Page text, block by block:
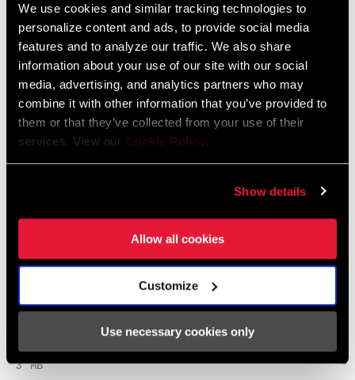
We use cookies and similar tracking technologies to
personalize content and ads, to provide social media
features and to analyze our traffic. We also share
information about your use of our site with our social
media, advertising, and analytics partners who may
combine it with other information that you’ve provided to
them or that they’ve collected from your use of their
services. View our Cookie Policy.
Show details
Allow all cookies
Customize
Use necessary cookies only
Spezifikationen für den Rahmen
2024 MTB Frame Fit Specifications
Sprache: English
6 MB
Sprache: English
Disc Brake Caliper Mounting
Specifications for Road and MTB
3 MB